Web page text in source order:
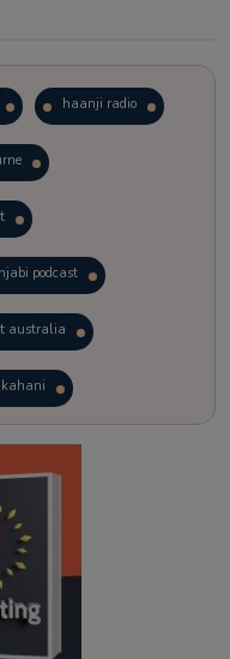
haanji radio
podcast
australia